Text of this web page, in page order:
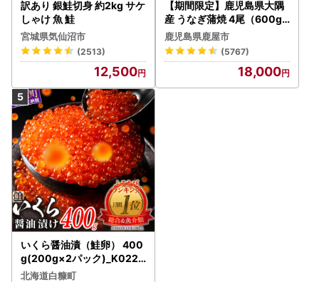
訳あり 銀鮭切身 約2kg サケ
しゃけ 魚 鮭
宮城県気仙沼市
(2513)
12,500
【期間限定】鹿児島県大隅
産 うなぎ蒲焼 4尾（600g
） KN007-004-04-cp18
うなぎ 鰻 魚 惣菜 総菜
鹿児島県鹿屋市
(5767)
18,000
いくら醤油漬（鮭卵） 400
g(200g×2パック)_K022-
1676
北海道白糠町